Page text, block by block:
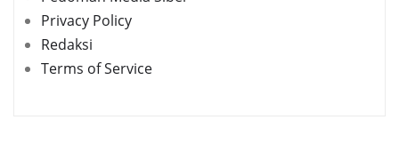
Privacy Policy
Redaksi
Terms of Service